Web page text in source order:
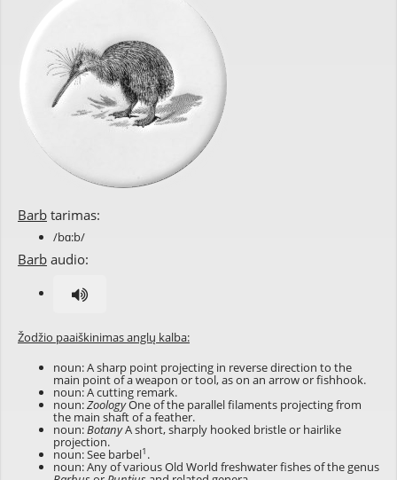
Barb tarimas:
/bɑ:b/
Barb audio:
Žodžio paaiškinimas anglų kalba:
noun: A sharp point projecting in reverse direction to the
main point of a weapon or tool, as on an arrow or fishhook.
noun: A cutting remark.
noun:ZoologyOne of the parallel filaments projecting from
the main shaft of a feather.
noun:BotanyA short, sharply hooked bristle or hairlike
projection.
noun: See barbel1 .
noun: Any of various Old World freshwater fishes of the genus